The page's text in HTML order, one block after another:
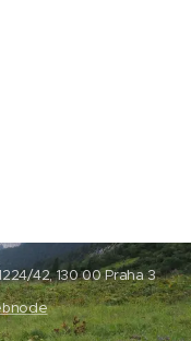
42, 130 00 Praha 3